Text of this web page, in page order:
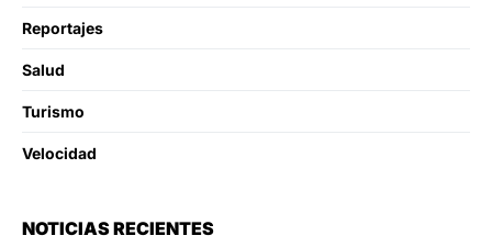
Reportajes
Salud
Turismo
Velocidad
NOTICIAS RECIENTES